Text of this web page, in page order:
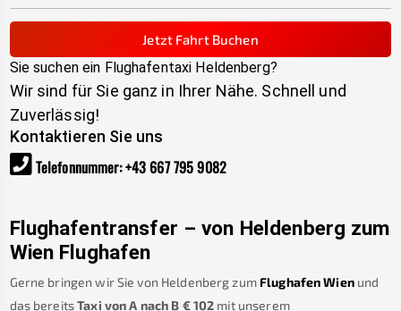
Jetzt Fahrt Buchen
Sie suchen ein Flughafentaxi Heldenberg?
Wir sind für Sie ganz in Ihrer Nähe. Schnell und
Zuverlässig!
Kontaktieren Sie uns
Telefonnummer:+43 667 795 9082
Flughafentransfer – von Heldenberg zum
Wien Flughafen
Gerne bringen wir Sie von Heldenberg zum Flughafen Wien und
das bereitsTaxi von A nach B €102 mit unserem